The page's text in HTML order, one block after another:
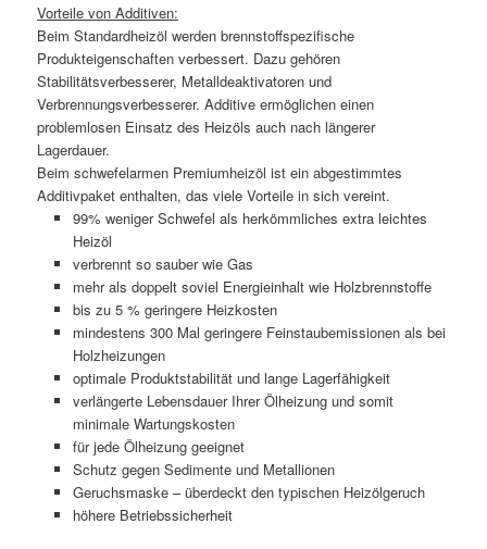
Vorteile von Additiven:
Beim Standardheizöl werden brennstoffspezifische
Produkteigenschaften verbessert. Dazu gehören
Stabilitätsverbesserer, Metalldeaktivatoren und
Verbrennungsverbesserer. Additive ermöglichen einen
problemlosen Einsatz des Heizöls auch nach längerer
Lagerdauer.
Beim schwefelarmen Premiumheizöl ist ein abgestimmtes
Additivpaket enthalten, das viele Vorteile in sich vereint.
99% weniger Schwefel als herkömmliches extra leichtes
Heizöl
verbrennt so sauber wie Gas
mehr als doppelt soviel Energieinhalt wie Holzbrennstoffe
bis zu 5 % geringere Heizkosten
mindestens 300 Mal geringere Feinstaubemissionen als bei
Holzheizungen
optimale Produktstabilität und lange Lagerfähigkeit
verlängerte Lebensdauer Ihrer Ölheizung und somit
minimale Wartungskosten
für jede Ölheizung geeignet
Schutz gegen Sedimente und Metallionen
Geruchsmaske – überdeckt den typischen Heizölgeruch
höhere Betriebssicherheit